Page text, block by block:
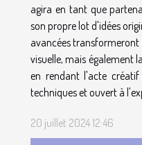
agira en tant que
son propre lot d'idées
avancées
visuelle, mais également
en rendant l'acte créatif
techniques et ouvert à
20 juillet 2024 12:46